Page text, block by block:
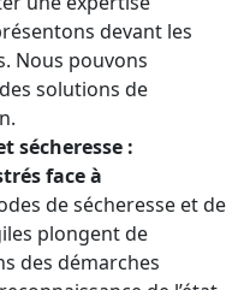
devant les
Nous pouvons
solutions de
sécheresse :
face à
de sécheresse et de
plongent de
des démarches